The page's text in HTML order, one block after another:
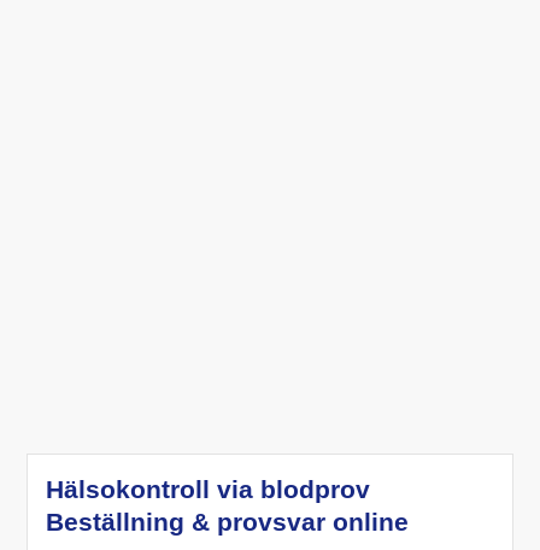
Hälsokontroll via blodprov
Beställning & provsvar online